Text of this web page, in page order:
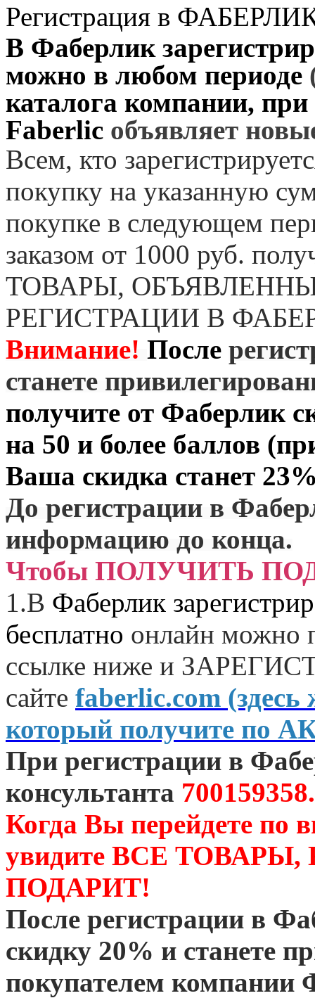
Регистрация в
В Фаберлик
можно в любом периоде
каталога компании,
Faberlic объявляет
Всем, кто
покупку на указанную
покупке в следующем
заказом от 1000 руб.
ТОВАРЫ,
РЕГИСТРАЦИИ В
Внимание! После
станете
получите от Фаберлик
на 50 и более баллов
Ваша скидка станет
До регистрации в
информацию до конца.
Чтобы ПОЛУЧИТЬ
1.В Фаберлик
бесплатно онлайн можно
ссылке ниже и
сайте faberlic.com
который получите по
При регистрации в
консультанта 700159358.
Когда Вы перейдете по
увидите ВСЕ
ПОДАРИТ!
После регистрации в
скидку 20% и станете
покупателем компании